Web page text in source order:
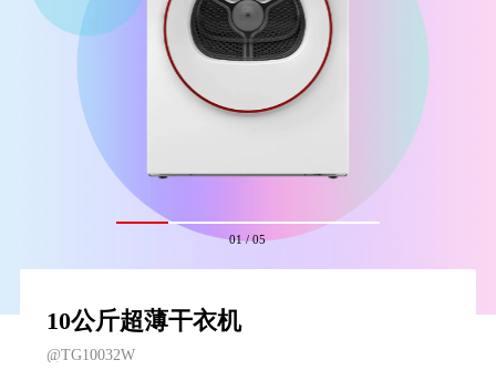
01/05
10公斤超薄干衣机
@TG10032W